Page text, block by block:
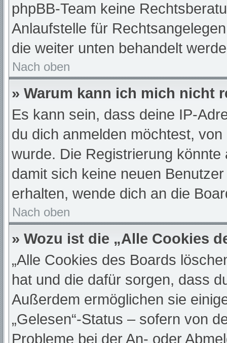
phpBB-Team keine
Anlaufstelle für
die weiter unten behandelt
Nach oben
» Warum kann ich mich nicht
Es kann sein, dass deine IP-
du dich anmelden möchtest,
wurde. Die Registrierung
damit sich keine neuen
erhalten, wende dich an die
Nach oben
» Wozu ist die „Alle Cookies
„Alle Cookies des Boards
hat und die dafür sorgen, dass
Außerdem ermöglichen sie
„Gelesen“-Status – sofern von
Probleme bei der An- oder